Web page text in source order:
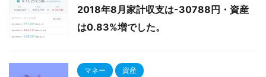
2018年8月家計収支は-30788円・資産
は0.83%増でした。
マネー 資産